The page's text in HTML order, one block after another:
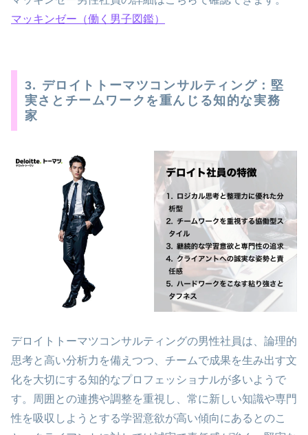
マッキンゼー（働く男子図鑑）
3. デロイトトーマツコンサルティング：堅
実さとチームワークを重んじる知的な実務
家
デロイトトーマツコンサルティングの男性社員は、論理的
思考と高い分析力を備えつつ、チームで成果を生み出す文
化を大切にする知的なプロフェッショナルが多いようで
す。周囲との連携や調整を重視し、常に新しい知識や専門
性を吸収しようとする学習意欲が高い傾向にあるとのこ